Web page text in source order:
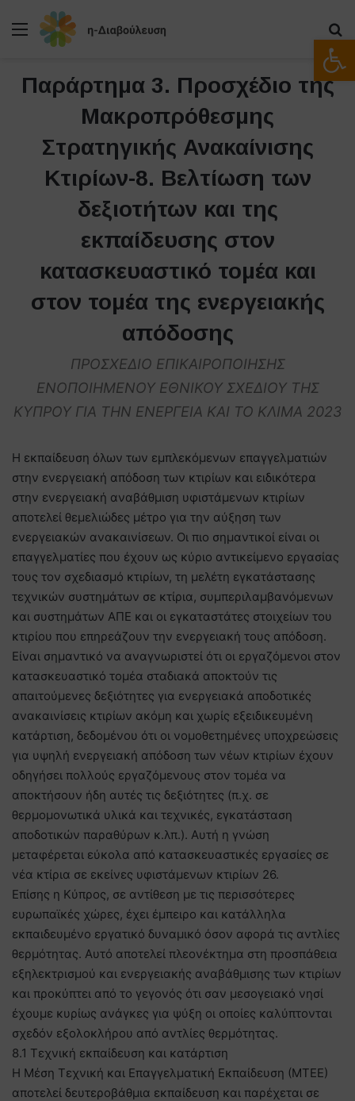
Μενού
Παράρτημα 3. Προσχέδιο της
Μακροπρόθεσμης
Στρατηγικής Ανακαίνισης
Κτιρίων-8. Βελτίωση των
δεξιοτήτων και της
εκπαίδευσης στον
κατασκευαστικό τομέα και
στον τομέα της ενεργειακής
απόδοσης
ΠΡΟΣΧΕΔΙΟ ΕΠΙΚΑΙΡΟΠΟΙΗΣΗΣ
ΕΝΟΠΟΙΗΜΕΝΟΥ ΕΘΝΙΚΟΥ ΣΧΕΔΙΟΥ ΤΗΣ
ΚΥΠΡΟΥ ΓΙΑ ΤΗΝ ΕΝΕΡΓΕΙΑ ΚΑΙ ΤΟ ΚΛΙΜΑ 2023
Η εκπαίδευση όλων των εμπλεκόμενων επαγγελματιών
στην ενεργειακή απόδοση των κτιρίων και ειδικότερα
στην ενεργειακή αναβάθμιση υφιστάμενων κτιρίων
αποτελεί θεμελιώδες μέτρο για την αύξηση των
ενεργειακών ανακαινίσεων. Οι πιο σημαντικοί είναι οι
επαγγελματίες που έχουν ως κύριο αντικείμενο εργασίας
τους τον σχεδιασμό κτιρίων, τη μελέτη εγκατάστασης
τεχνικών συστημάτων σε κτίρια, συμπεριλαμβανόμενων
και συστημάτων ΑΠΕ και οι εγκαταστάτες στοιχείων του
κτιρίου που επηρεάζουν την ενεργειακή τους απόδοση.
Είναι σημαντικό να αναγνωριστεί ότι οι εργαζόμενοι στον
κατασκευαστικό τομέα σταδιακά αποκτούν τις
απαιτούμενες δεξιότητες για ενεργειακά αποδοτικές
ανακαινίσεις κτιρίων ακόμη και χωρίς εξειδικευμένη
κατάρτιση, δεδομένου ότι οι νομοθετημένες υποχρεώσεις
για υψηλή ενεργειακή απόδοση των νέων κτιρίων έχουν
οδηγήσει πολλούς εργαζόμενους στον τομέα να
αποκτήσουν ήδη αυτές τις δεξιότητες (π.χ. σε
θερμομονωτικά υλικά και τεχνικές, εγκατάσταση
αποδοτικών παραθύρων κ.λπ.). Αυτή η γνώση
μεταφέρεται εύκολα από κατασκευαστικές εργασίες σε
νέα κτίρια σε εκείνες υφιστάμενων κτιρίων 26.
Επίσης η Κύπρος, σε αντίθεση με τις περισσότερες
ευρωπαϊκές χώρες, έχει έμπειρο και κατάλληλα
εκπαιδευμένο εργατικό δυναμικό όσον αφορά τις αντλίες
θερμότητας. Αυτό αποτελεί πλεονέκτημα στη προσπάθεια
εξηλεκτρισμού και ενεργειακής αναβάθμισης των κτιρίων
και προκύπτει από το γεγονός ότι σαν μεσογειακό νησί
έχουμε κυρίως ανάγκες για ψύξη οι οποίες καλύπτονται
σχεδόν εξολοκλήρου από αντλίες θερμότητας.
8.1 Τεχνική εκπαίδευση και κατάρτιση
Η Μέση Τεχνική και Επαγγελματική Εκπαίδευση (ΜΤΕΕ)
αποτελεί δευτεροβάθμια εκπαίδευση και παρέχεται σε